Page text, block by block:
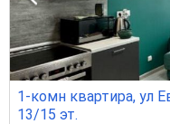
1-комн квартира, ул
13/15 эт.